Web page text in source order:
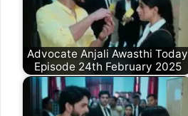
Advocate Anjali Awasthi Today
Episode 24th February 2025